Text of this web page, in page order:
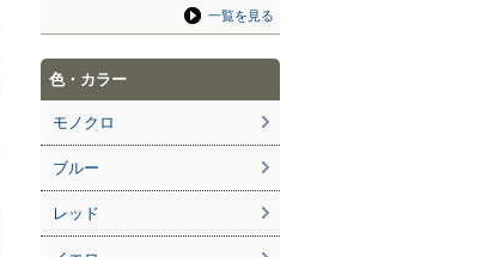
一覧を見る
色・カラー
モノクロ
ブルー
レッド